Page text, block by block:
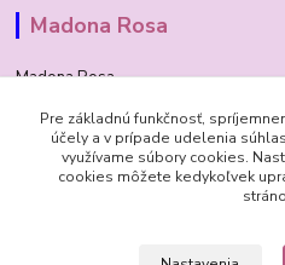
Madona Rosa
Madona Rosa
Richard
+421 905 276 211
Pre základnú funkčnosť,
účely a v prípade udelenia
využívame súbory cookies.
cookies môžete kedykoľvek